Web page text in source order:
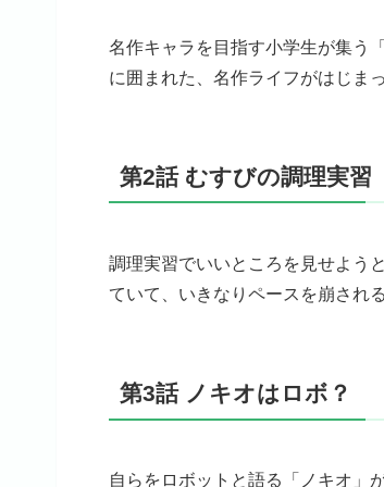
名作キャラを目指す小学生が集う
に囲まれた、名作ライフがはじま
第2話 むすびの調理実習
調理実習でいいところを見せよう
ていて、いきなりペースを崩され
第3話 ノキオはロボ？
自らをロボットと語る「ノキオ」